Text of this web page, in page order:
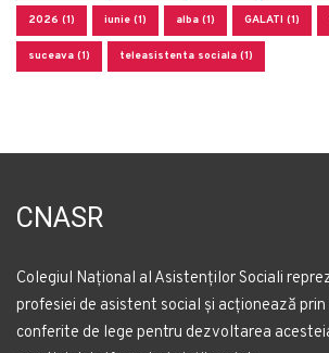
2026 (1) iunie (1) alba (1) GALATI (1)
suceava (1) teleasistenta sociala (1)
CNASR
Colegiul Național al Asistenților Sociali
profesiei de asistent social și acționează
conferite de lege pentru dezvoltarea